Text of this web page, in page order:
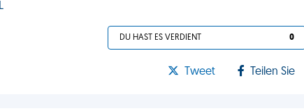
DU HAST ES VERDIENT 0
Tweet Teilen Sie